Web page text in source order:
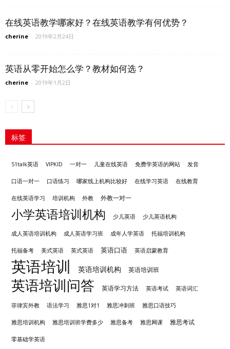
在线英语教学哪家好？在线英语教学有何优势？
cherine - 2019年2月24日
英语从零开始怎么学？教材如何选？
cherine - 2019年1月2日
标签
51talk英语 VIPKID 一对一 儿童在线英语 免费学英语的网站 发音
口语一对一 口语练习 哪家线上机构比较好 在线学习英语 在线教育
在线英语学习 培训机构 外教 外教一对一
小学英语培训机构 少儿英语 少儿英语机构
成人英语培训机构 成人英语学习班 成年人学英语 托福培训机构
托福备考 美式英语 英式英语 英语口语 英语启蒙教育
英语培训 英语培训机构 英语培训班
英语培训问答 英语学习方法 英语考试 英语词汇
菲律宾外教 语法学习 雅思1对1 雅思冲刺班 雅思口语技巧
雅思培训机构 雅思培训班学费多少 雅思备考 雅思网课 雅思考试
零基础学英语